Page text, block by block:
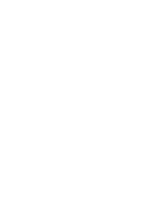
幅32cm × 奥行き32cm × 高さ